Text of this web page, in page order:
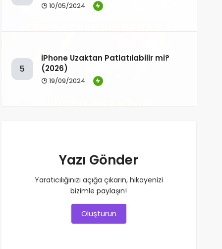
10/05/2024
5
iPhone Uzaktan Patlatılabilir mi?
(2026)
19/09/2024
Yazı Gönder
Yaratıcılığınızı açığa çıkarın, hikayenizi
bizimle paylaşın!
Oluşturun